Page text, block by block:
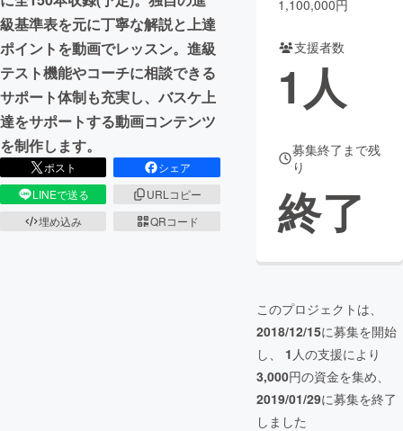
CAMPFIRE for Social Good
CAMPFIRE Creation
CAMPFIREふるさと納税machi-ya コミュニティ
級基準表を元に丁寧な解説と上達
ポイントを動画でレッスン。進級
テスト機能やコーチに相談できる
サポート体制も充実し、バスケ上
達をサポートする動画コンテンツ
を制作します。
ポスト
シェア
LINEで送る
URLコピー
埋め込み
QRコード
1,100,000円
支援者数
1人
募集終了まで残
り
終了
このプロジェクトは、
2018/12/15に募集を開始
し、 1 人の支援により
3,000円の資金を集め、
2019/01/29に募集を終了
しました